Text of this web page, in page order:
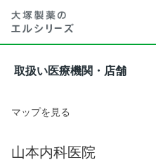
取扱い医療機関・店舗
マップを見る
山本内科医院